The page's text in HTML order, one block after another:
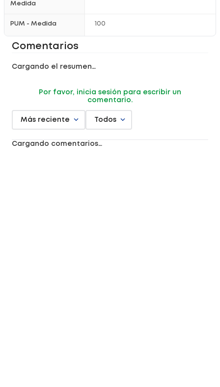
Medida
PUM - Medida 100
Comentarios
Cargando el resumen…
Por favor, inicia sesión para escribir un
comentario.
Más reciente Todos
Cargando comentarios…